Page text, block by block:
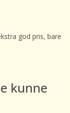
god pris, bare
kunne